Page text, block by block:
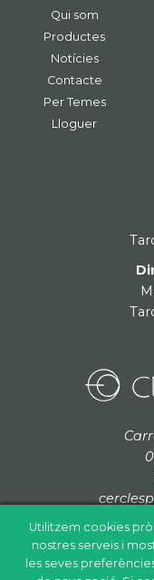
Utilitzem cookies
nostres serveis i
les seves
Qui som
Productes
Notícies
Contacte
Per Temes
Lloguer